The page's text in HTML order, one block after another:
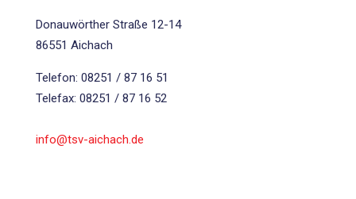
Donauwörther Straße 12-14
86551 Aichach
Telefon: 08251 / 87 16 51
Telefax: 08251 / 87 16 52
info@tsv-aichach.de